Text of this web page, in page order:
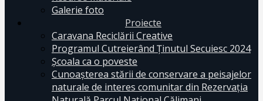
Galerie foto
Proiecte
Caravana Reciclării Creative
Programul Cutreierând Ținutul Secuiesc 2024
Școala ca o poveste
Cunoaşterea stării de conservare a peisajelor
naturale de interes comunitar din Rezervaţia